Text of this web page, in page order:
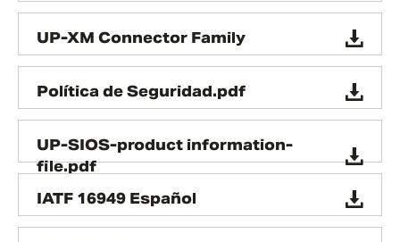
UP-XM Connector Family
Política de Seguridad.pdf
UP-SIOS-product information-
file.pdf
IATF 16949 Español